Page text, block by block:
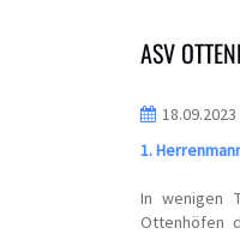
ASV
18.09.2023
1.
In wenigen
Ottenhöfen